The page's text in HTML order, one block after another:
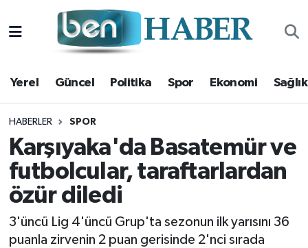
Yerel Güncel Politika Spor Ekonomi Sağlık
HABERLER SPOR
Karşıyaka'da Basatemür ve
futbolcular, taraftarlardan
özür diledi
3'üncü Lig 4'üncü Grup'ta sezonun ilk yarısını 36
puanla zirvenin 2 puan gerisinde 2'nci sırada
Yerel
Güncel
Politika
Spor
Ekonomi
Sağlık
Hava Durumu
Trafik Durumu
Süper Lig Puan Durumu ve Fikstür
Tüm Manşetler
Son Dakika Haberleri
Haber Arşivi